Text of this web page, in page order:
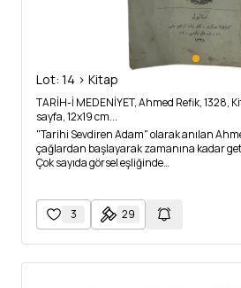
Lot: 14 > Kitap
TARİH-İ MEDENİYET, Ahmed Refik, 1328,
sayfa, 12x19 cm...
"Tarihi Sevdiren Adam" olarak anılan
çağlardan başlayarak zamanına kadar
Çok sayıda görsel eşliğinde…
3 29